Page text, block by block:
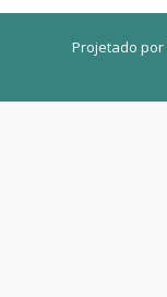
Projetado por